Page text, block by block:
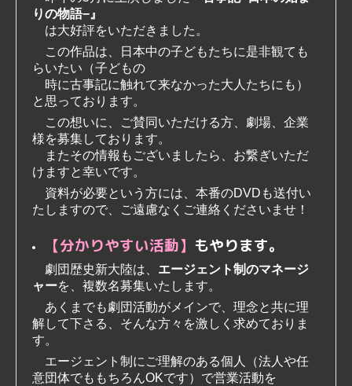
りの物語−』
は大好評をいただきました。
この作品は、日本中の子どもたちに是非観ても
らいたい（子どもの
時に古事記に触れて来なかった大人たちにも）
と思っております。
この想いに、ご賛同いただける方、劇場、企業
様を募集しております。
またその情報もございましたら、お繋ぎいただ
けますと幸いです。
資料が必要という方には、本番のDVDも送付い
たしますので、ご遠慮なくご連絡くださいませ！
【分かりやすい活動】 もやります。
劇団歴史新大陸は、 エージェント制のマネージ
ャーを、複数名募集いたします。
あくまでも劇団活動がメインで、理念と共に理
解して下さる、そんな方々を激しく求めておりま
す。
エージェント制にご理解のある個人（法人や任
意団体でももちろんOKです）で営業活動を